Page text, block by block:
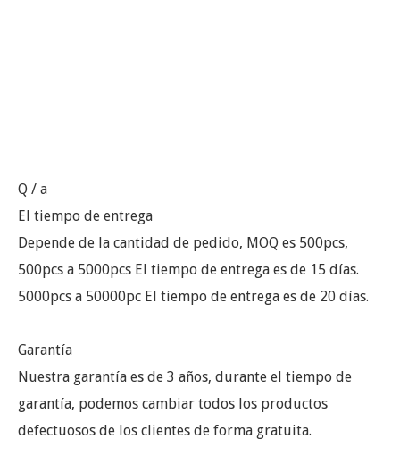
Q / a
El tiempo de entrega
Depende de la cantidad de pedido, MOQ es 500pcs,
500pcs a 5000pcs El tiempo de entrega es de 15 días.
5000pcs a 50000pc El tiempo de entrega es de 20 días.
Garantía
Nuestra garantía es de 3 años, durante el tiempo de
garantía, podemos cambiar todos los productos
defectuosos de los clientes de forma gratuita.